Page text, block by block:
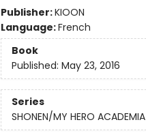
Publisher:KIOON
Language:French
Book
Published: May 23, 2016
Series
SHONEN/MY HERO ACADEMIA